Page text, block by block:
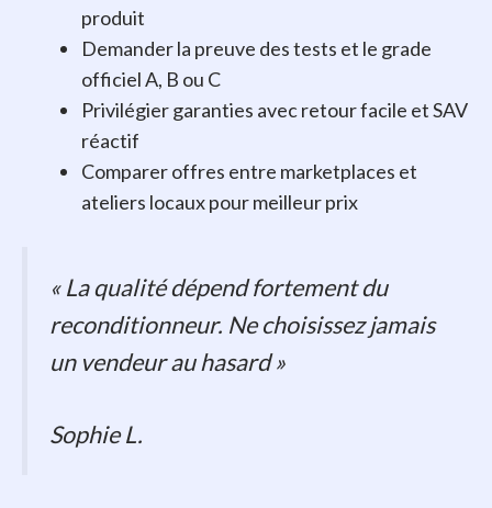
produit
Demander la preuve des tests et le grade
officiel A, B ou C
Privilégier garanties avec retour facile et SAV
réactif
Comparer offres entre marketplaces et
ateliers locaux pour meilleur prix
« La qualité dépend fortement du
reconditionneur. Ne choisissez jamais
un vendeur au hasard »
Sophie L.